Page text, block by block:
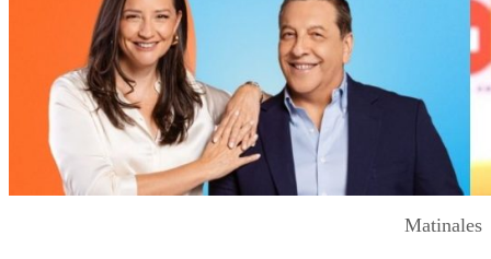
Matinales